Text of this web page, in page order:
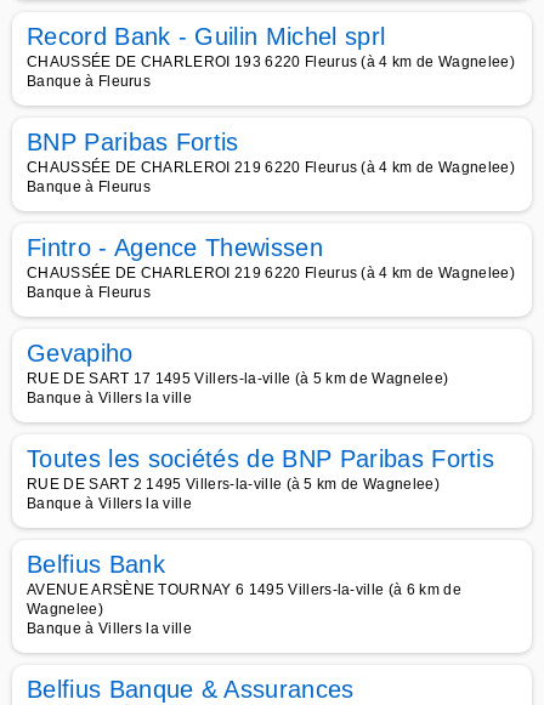
Record Bank - Guilin Michel sprl
CHAUSSÉE DE CHARLEROI 193 6220 Fleurus (à 4 km de Wagnelee)
Banque à Fleurus
BNP Paribas Fortis
CHAUSSÉE DE CHARLEROI 219 6220 Fleurus (à 4 km de Wagnelee)
Banque à Fleurus
Fintro - Agence Thewissen
CHAUSSÉE DE CHARLEROI 219 6220 Fleurus (à 4 km de Wagnelee)
Banque à Fleurus
Gevapiho
RUE DE SART 17 1495 Villers-la-ville (à 5 km de Wagnelee)
Banque à Villers la ville
Toutes les sociétés de BNP Paribas Fortis
RUE DE SART 2 1495 Villers-la-ville (à 5 km de Wagnelee)
Banque à Villers la ville
Belfius Bank
AVENUE ARSÈNE TOURNAY 6 1495 Villers-la-ville (à 6 km de
Wagnelee)
Banque à Villers la ville
Belfius Banque & Assurances